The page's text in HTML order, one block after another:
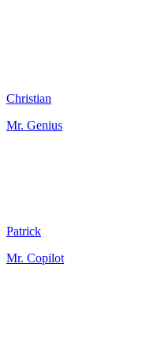
Christian
Mr. Genius
Patrick
Mr. Copilot